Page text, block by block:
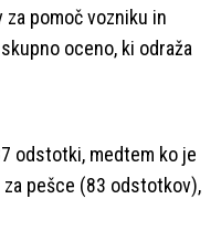
pomoč vozniku in
oceno, ki odraža
odstotki, medtem ko je
pešce (83 odstotkov),